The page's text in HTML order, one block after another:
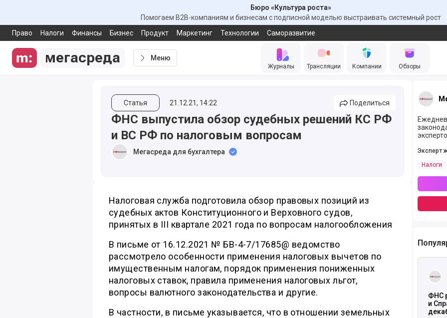
Бюро «Культура роста»
Помогаем B2B-компаниям и бизнесам с подписной моделью выстраивать системный рост
Право Налоги Финансы Бизнес Продукт Маркетинг Технологии Саморазвитие
мегасреда Меню
Журналы Трансляции Компании Обзоры
Статья 21.12.21, 14:22 Поделиться
ФНС выпустила обзор судебных решений КС РФ
и ВС РФ по налоговым вопросам
Мегасреда для бухгалтера
Налоговая служба подготовила обзор правовых позиций из
судебных актов Конституционного и Верховного судов,
принятых в III квартале 2021 года по вопросам налогообложения
В письме от 16.12.2021 № БВ-4-7/17685@ ведомство
рассмотрело особенности применения налоговых вычетов по
имущественным налогам, порядок применения пониженных
налоговых ставок, правила применения налоговых льгот,
вопросы валютного законодательства и другие.
В частности, в письме указывается, что в отношении земельных
Эксперт
Налоги
ФНС
и